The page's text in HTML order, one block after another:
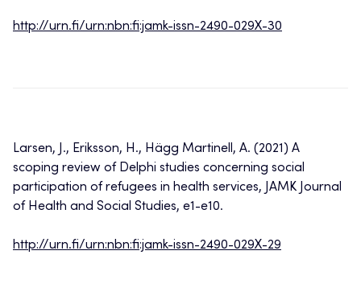
http://urn.fi/urn:nbn:fi:jamk-issn-2490-029X-30
Larsen, J., Eriksson, H., Hägg Martinell, A. (2021) A
scoping review of Delphi studies concerning social
participation of refugees in health services, JAMK Journal
of Health and Social Studies, e1-e10.
http://urn.fi/urn:nbn:fi:jamk-issn-2490-029X-29